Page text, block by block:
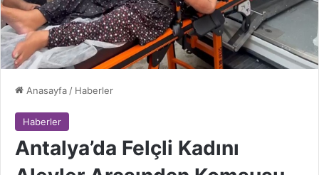
Anasayfa / Haberler
Haberler
Antalya’da Felçli Kadını